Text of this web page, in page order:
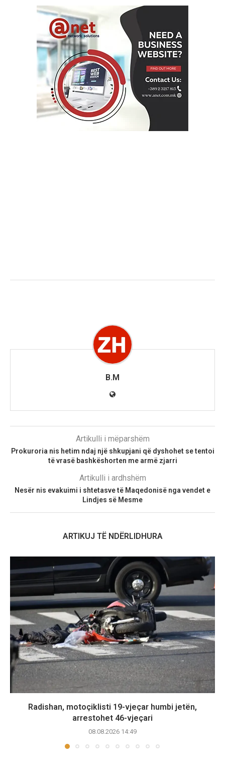
B.M
Artikulli i mëparshëm
Prokuroria nis hetim ndaj një shkupjani që dyshohet se tentoi
të vrasë bashkëshorten me armë zjarri
Artikulli i ardhshëm
Nesër nis evakuimi i shtetasve të Maqedonisë nga vendet e
Lindjes së Mesme
ARTIKUJ TË NDËRLIDHURA
Radishan, motoçiklisti 19-vjeçar humbi jetën,
arrestohet 46-vjeçari
08.08.2026 14:49